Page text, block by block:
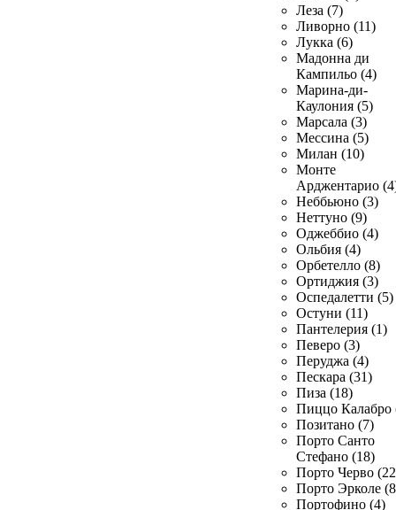
Леза (7)
Ливорно (11)
Лукка (6)
Мадонна ди
Кампильо (4)
Марина-ди-
Каулония (5)
Марсала (3)
Мессина (5)
Милан (10)
Монте
Арджентарио
Неббьюно (3)
Неттуно (9)
Оджеббио (4)
Ольбия (4)
Орбетелло (8)
Ортиджия (3)
Оспедалетти (5)
Остуни (11)
Пантелерия (1)
Певеро (3)
Перуджа (4)
Пескара (31)
Пиза (18)
Пиццо Калабро
Позитано (7)
Порто Санто
Стефано (18)
Порто Черво
Порто Эрколе
Портофино (4)